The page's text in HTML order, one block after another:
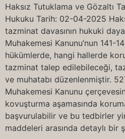
Haksız Tutuklama ve Gözaltı
Hukuku Tarih: 02-04-2025
tazminat davasının hukuki
Muhakemesi Kanunu’nun 141-
hükümlerde, hangi hallerde
tazminat talep edilebileceği,
ve muhatabı düzenlenmiştir.
Muhakemesi Kanunu
kovuşturma aşamasında
başvurulabilir ve bu tedbirler
maddeleri arasında detaylı bir